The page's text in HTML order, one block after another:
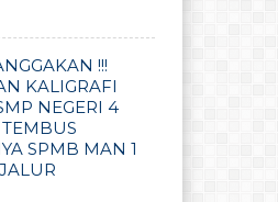
!!!
KALIGRAFI
NEGERI 4
SPMB MAN 1